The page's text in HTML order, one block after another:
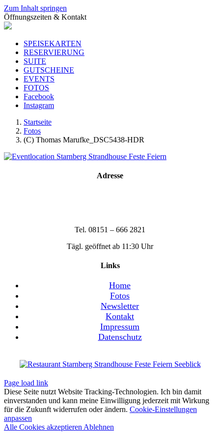
Zum Inhalt springen
Öffnungszeiten & Kontakt
SPEISEKARTEN
RESERVIERUNG
SUITE
GUTSCHEINE
EVENTS
FOTOS
Facebook
Instagram
Startseite
Fotos
(C) Thomas Marufke_DSC5438-HDR
Adresse
Tel. 08151 – 666 2821
Tägl. geöffnet ab 11:30 Uhr
Links
Home
Fotos
Newsletter
Kontakt
Impressum
Datenschutz
Page load link
Diese Seite nutzt Website Tracking-Technologien. Ich bin damit
einverstanden und kann meine Einwilligung jederzeit mit Wirkung
für die Zukunft widerrufen oder ändern. Cookie-Einstellungen
anpassen
Alle Cookies akzeptieren Ablehnen